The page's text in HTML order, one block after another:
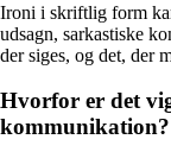
Ironi i skriftlig form
udsagn, sarkastiske
der siges, og det, der
Hvorfor er det
kommunikation?